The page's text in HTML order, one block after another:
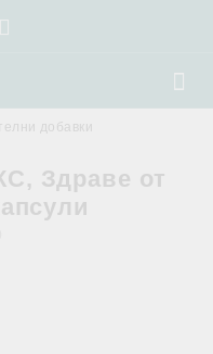
добавки
Здраве от